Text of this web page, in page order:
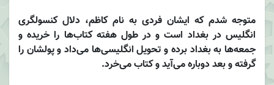
متوجه شدم که ایشان فردی به نام کاظم، دلال کنسولگری
انگلیس در بغداد است و در طول هفته کتاب‌ها را خریده و
جمعه‌ها به بغداد برده و تحویل انگلیسی‌ها می‌داد و پولشان را
گرفته و بعد دوباره می‌آید و کتاب می‌خرد.